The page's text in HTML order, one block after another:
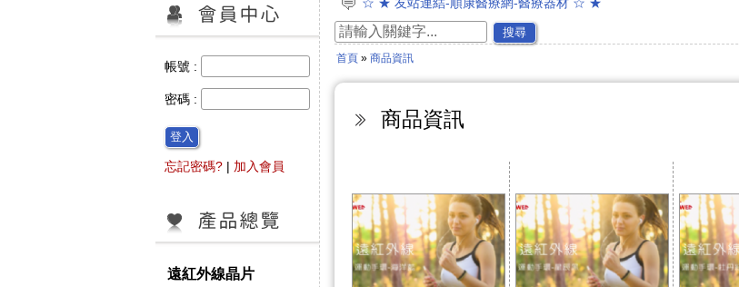
帳號 :
密碼 :
登入
忘記密碼? | 加入會員
遠紅外線晶片
☆ ★ 友站連結-順康醫療網-醫療器材 ☆ ★
☆ ★ 通過美國FDA與臺灣衛福部第一級醫療器材認證 ☆ ★
☆ ★新品上市☆ ★遠紅外線太赫茲波能量科技木地板
☆ ★~~慶祝同心生物科技通過日本太赫茲波專利認證~~★☆
☆通過專利證書★能量茶葉及能量茶包★遠紅外線能量面膜
☆ ★網路商城開放購物功能囉^^~~ ☆ ★
搜尋
首頁 » 商品資訊
商品資訊